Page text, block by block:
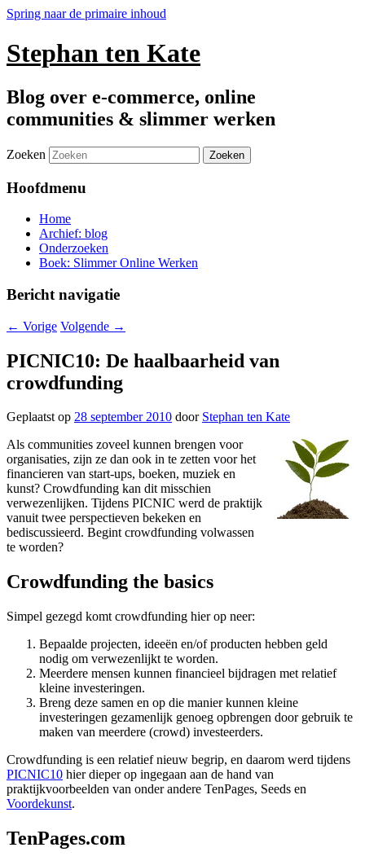
Spring naar de primaire inhoud
Stephan ten Kate
Blog over e-commerce, online
communities & slimmer werken
Zoeken
Hoofdmenu
Home
Archief: blog
Onderzoeken
Boek: Slimmer Online Werken
Bericht navigatie
← Vorige Volgende →
PICNIC10: De haalbaarheid van
crowdfunding
Geplaatst op 28 september 2010 door Stephan ten Kate
Als communities zoveel kunnen brengen voor
organisaties, zijn ze dan ook in te zetten voor het
financieren van start-ups, boeken, muziek en
kunst? Crowdfunding kan dit misschien
verwezenlijken. Tijdens PICNIC werd de praktijk
vanuit twee perspectieven bekeken en
bediscussieerd. Begint crowdfunding volwassen
te worden?
Crowdfunding the basics
Simpel gezegd komt crowdfunding hier op neer:
Bepaalde projecten, ideeën en/of producten hebben geld
nodig om verwezenlijkt te worden.
Meerdere mensen kunnen financieel bijdragen met relatief
kleine investeringen.
Breng deze samen en op die manier kunnen kleine
investeringen gezamenlijk genoeg opbrengen door gebruik te
maken van meerdere (crowd) investeerders.
Crowdfunding is een relatief nieuw begrip, en daarom werd tijdens
PICNIC10 hier dieper op ingegaan aan de hand van
praktijkvoorbeelden van onder andere TenPages, Seeds en
Voordekunst.
TenPages.com